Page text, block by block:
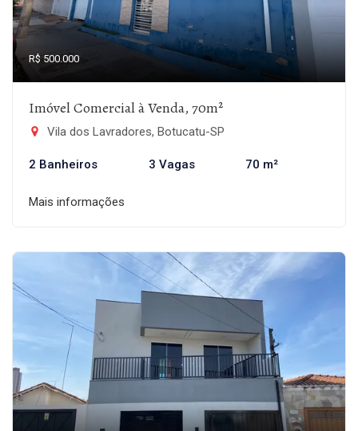
R$ 500.000
Imóvel Comercial à Venda, 70m²
Vila dos Lavradores, Botucatu-SP
2 Banheiros 3 Vagas 70 m²
Mais informações